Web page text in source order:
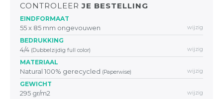
CONTROLEERJE BESTELLING
EINDFORMAAT
55 x 85 mm ongevouwen wijzig
BEDRUKKING
4/4 (Dubbelzijdig full color) wijzig
MATERIAAL
Natural 100% gerecycled (Paperwise) wijzig
GEWICHT
295 gr/m2 wijzig